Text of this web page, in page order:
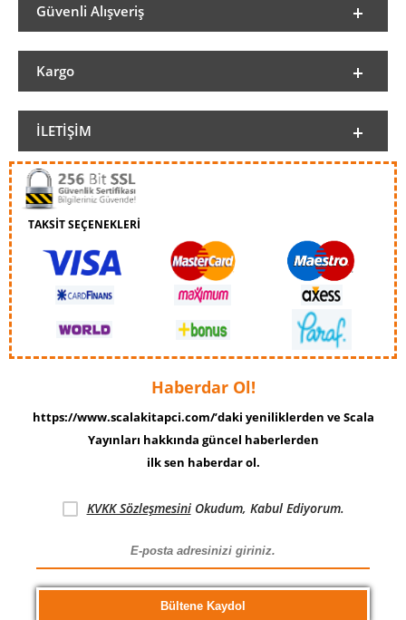
Güvenli Alışveriş
Kargo
İLETIŞIM
TAKSİT SEÇENEKLERİ
Haberdar Ol!
https://www.scalakitapci.com/’daki yeniliklerden ve Scala
Yayınları hakkında güncel haberlerden
ilk sen haberdar ol.
KVKK SözleşmesiniOkudum, Kabul Ediyorum.